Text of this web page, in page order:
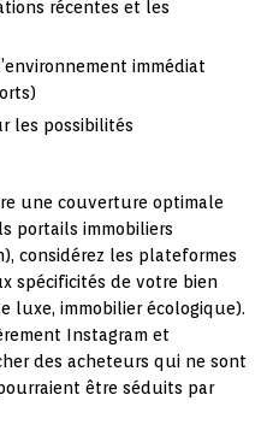
récentes et les
immédiat
les possibilités
une couverture optimale
portails immobiliers
considérez les plateformes
spécificités de votre bien
luxe, immobilier écologique).
Instagram et
des acheteurs qui ne sont
être séduits par